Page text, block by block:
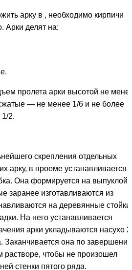
арку в , необходимо кирпичи
Арки делят на:
пролета арки высотой не
— не менее 1/6 и не более
2.
скрепления отдельных
арку, в проеме устанавливается
Она формируется на выпуклой
заранее изготавливаются из
на деревянные стойки
На него устанавливается
арки укладываются насухо
Заканчивается она по
растворе, чтобы не произошел
стенки пятого ряда.